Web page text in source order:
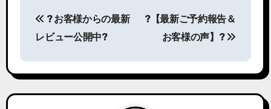
投
稿
ナ
ビ
? お客様からの最新
レビュー公開中?
?【最新ご予約報告＆
お客様の声】?